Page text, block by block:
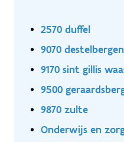
2570 duffel
9070 destelbergen
9170 sint gillis
9500
9870 zulte
Onderwijs en